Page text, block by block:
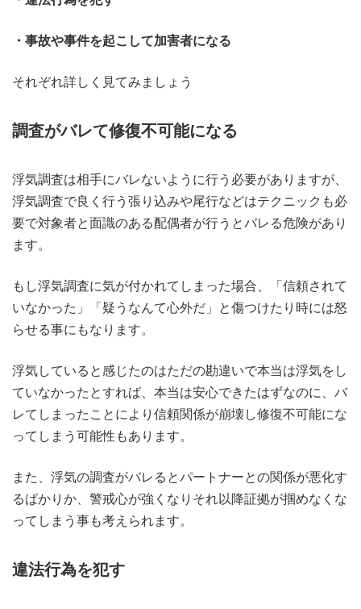
・事故や事件を起こして加害者になる
それぞれ詳しく見てみましょう
調査がバレて修復不可能になる
浮気調査は相手にバレないように行う必要がありますが、
浮気調査で良く行う張り込みや尾行などはテクニックも必
要で対象者と面識のある配偶者が行うとバレる危険があり
ます。
もし浮気調査に気が付かれてしまった場合、「信頼されて
いなかった」「疑うなんて心外だ」と傷つけたり時には怒
らせる事にもなります。
浮気していると感じたのはただの勘違いで本当は浮気をし
ていなかったとすれば、本当は安心できたはずなのに、バ
レてしまったことにより信頼関係が崩壊し修復不可能にな
ってしまう可能性もあります。
また、浮気の調査がバレるとパートナーとの関係が悪化す
るばかりか、警戒心が強くなりそれ以降証拠が掴めなくな
ってしまう事も考えられます。
違法行為を犯す